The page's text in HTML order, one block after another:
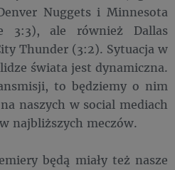
Nuggets i Minnesota
3:3), ale również Dallas
Thunder (3:2). Sytuacja w
świata jest dynamiczna.
to będziemy o nim
naszych w social mediach
najbliższych meczów.
będą miały też nasze